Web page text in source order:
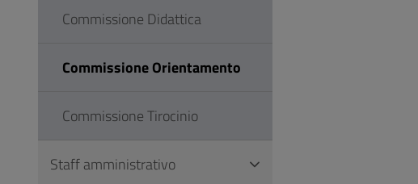
Commissione Didattica
Commissione Orientamento
Commissione Tirocinio
Staff amministrativo